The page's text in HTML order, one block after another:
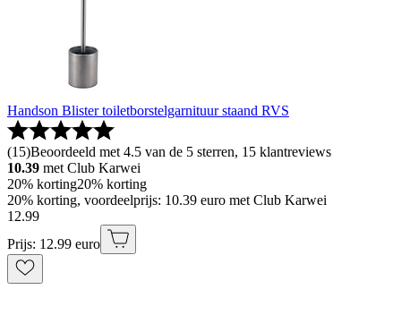
Handson Blister toiletborstelgarnituur staand RVS
(15)Beoordeeld met 4.5 van de 5 sterren, 15 klantreviews
10.39 met Club Karwei
20% korting20% korting
20% korting, voordeelprijs: 10.39 euro met Club Karwei
12.99
Prijs: 12.99 euro